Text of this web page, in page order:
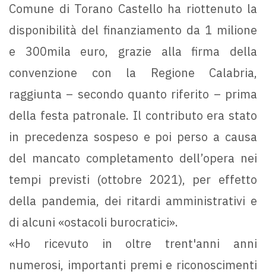
Comune di Torano Castello ha riottenuto la
disponibilità del finanziamento da 1 milione
e 300mila euro, grazie alla firma della
convenzione con la Regione Calabria,
raggiunta – secondo quanto riferito – prima
della festa patronale. Il contributo era stato
in precedenza sospeso e poi perso a causa
del mancato completamento dell’opera nei
tempi previsti (ottobre 2021), per effetto
della pandemia, dei ritardi amministrativi e
di alcuni «ostacoli burocratici».
«Ho ricevuto in oltre trent'anni anni
numerosi, importanti premi e riconoscimenti